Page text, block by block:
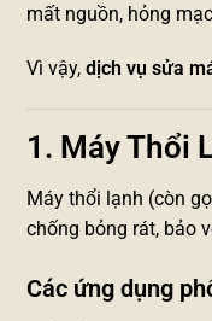
mất nguồn, hỏng
Vì vậy, dịch vụ sửa
1. Máy Thổi
Máy thổi lạnh (còn
chống bỏng rát, bảo
Các ứng dụng